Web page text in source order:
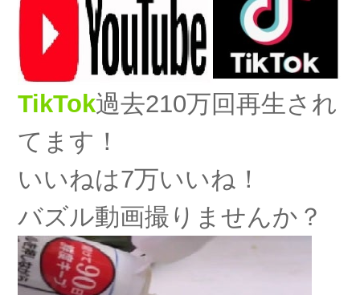
TikTok過去210万回再生され
てます！
いいねは7万いいね！
バズル動画撮りませんか？